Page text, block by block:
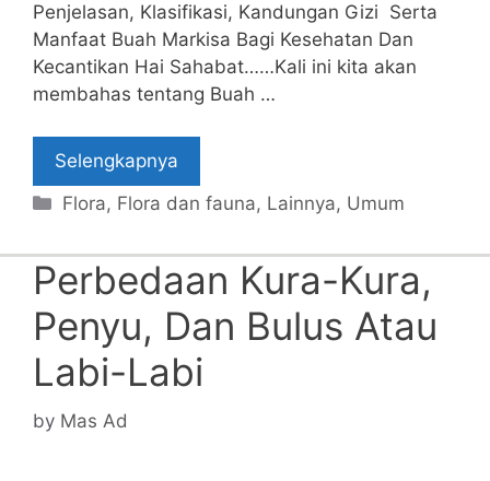
Penjelasan, Klasifikasi, Kandungan Gizi Serta
Manfaat Buah Markisa Bagi Kesehatan Dan
Kecantikan Hai Sahabat……Kali ini kita akan
membahas tentang Buah …
Selengkapnya
Categories
Flora, Flora dan fauna, Lainnya, Umum
Perbedaan Kura-Kura,
Penyu, Dan Bulus Atau
Labi-Labi
by Mas Ad